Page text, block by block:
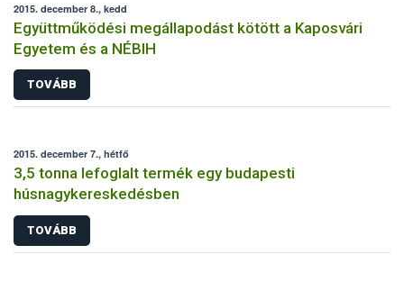
2015. december 8., kedd
Együttműködési megállapodást kötött a Kaposvári
Egyetem és a NÉBIH
TOVÁBB
2015. december 7., hétfő
3,5 tonna lefoglalt termék egy budapesti
húsnagykereskedésben
TOVÁBB